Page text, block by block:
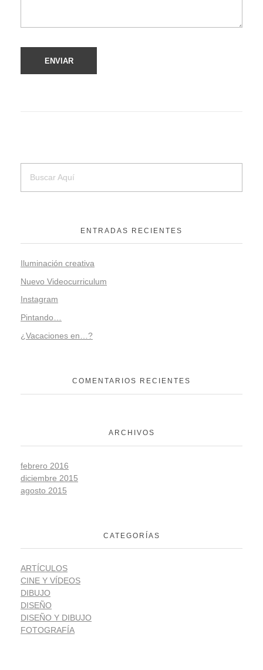
ENTRADAS RECIENTES
Iluminación creativa
Nuevo Videocurriculum
Instagram
Pintando…
¿Vacaciones en…?
COMENTARIOS RECIENTES
ARCHIVOS
febrero 2016
diciembre 2015
agosto 2015
CATEGORÍAS
ARTÍCULOS
CINE Y VÍDEOS
DIBUJO
DISEÑO
DISEÑO Y DIBUJO
FOTOGRAFÍA